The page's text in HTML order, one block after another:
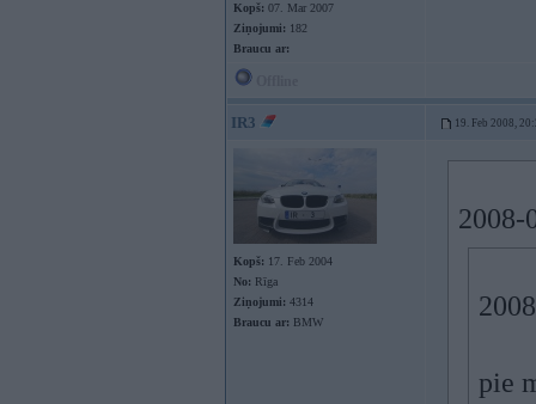
Kopš: 07. Mar 2007
Ziņojumi: 182
Braucu ar:
IR3 19. Feb 2008,
Kopš: 17. Feb 2004
No: Rīga
Ziņojumi: 4314
Braucu ar: BMW
2008-
pie